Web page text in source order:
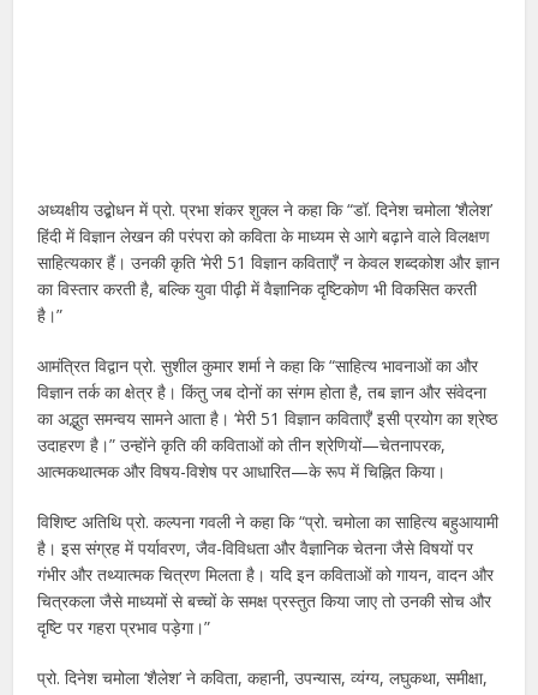
अध्यक्षीय उद्बोधन में प्रो. प्रभा शंकर शुक्ल ने कहा कि “डॉ. दिनेश चमोला ‘शैलेश’
हिंदी में विज्ञान लेखन की परंपरा को कविता के माध्यम से आगे बढ़ाने वाले विलक्षण
साहित्यकार हैं। उनकी कृति ‘मेरी 51 विज्ञान कविताएँ’ न केवल शब्दकोश और ज्ञान
का विस्तार करती है, बल्कि युवा पीढ़ी में वैज्ञानिक दृष्टिकोण भी विकसित करती
है।”
आमंत्रित विद्वान प्रो. सुशील कुमार शर्मा ने कहा कि “साहित्य भावनाओं का और
विज्ञान तर्क का क्षेत्र है। किंतु जब दोनों का संगम होता है, तब ज्ञान और संवेदना
का अद्भुत समन्वय सामने आता है। ‘मेरी 51 विज्ञान कविताएँ’ इसी प्रयोग का श्रेष्ठ
उदाहरण है।” उन्होंने कृति की कविताओं को तीन श्रेणियों—चेतनापरक,
आत्मकथात्मक और विषय-विशेष पर आधारित—के रूप में चिह्नित किया।
विशिष्ट अतिथि प्रो. कल्पना गवली ने कहा कि “प्रो. चमोला का साहित्य बहुआयामी
है। इस संग्रह में पर्यावरण, जैव-विविधता और वैज्ञानिक चेतना जैसे विषयों पर
गंभीर और तथ्यात्मक चित्रण मिलता है। यदि इन कविताओं को गायन, वादन और
चित्रकला जैसे माध्यमों से बच्चों के समक्ष प्रस्तुत किया जाए तो उनकी सोच और
दृष्टि पर गहरा प्रभाव पड़ेगा।”
प्रो. दिनेश चमोला ‘शैलेश’ ने कविता, कहानी, उपन्यास, व्यंग्य, लघुकथा, समीक्षा,